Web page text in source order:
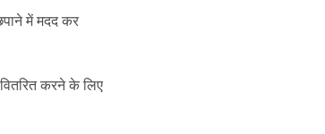
में मदद कर
करने के लिए